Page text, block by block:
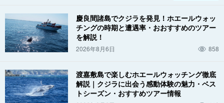
慶良間諸島でクジラを発見！ホエールウォッ
チングの時期と遭遇率・おおすすめのツアー
を解説！
2026年8月6日 858
渡嘉敷島で楽しむホエールウォッチング徹底
解説｜クジラに出会う感動体験の魅力・ベス
トシーズン・おすすめツアー情報